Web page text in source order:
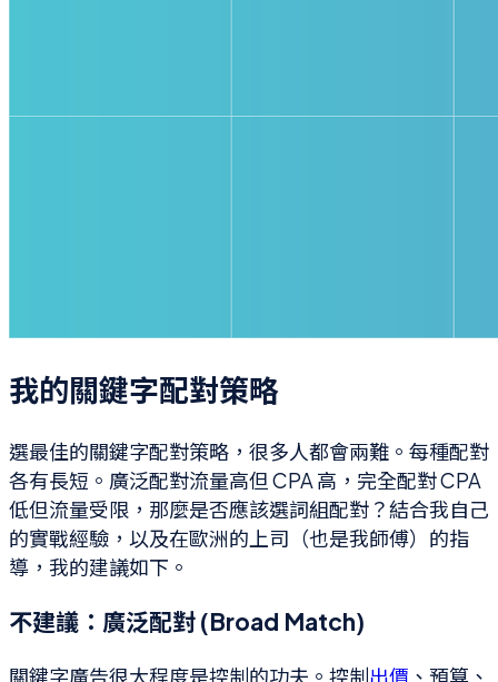
我的關鍵字配對策略
選最佳的關鍵字配對策略，很多人都會兩難。每種配對
各有長短。廣泛配對流量高但 CPA 高，完全配對 CPA
低但流量受限，那麼是否應該選詞組配對？結合我自己
的實戰經驗，以及在歐洲的上司（也是我師傅）的指
導，我的建議如下。
不建議：廣泛配對 (Broad Match)
關鍵字廣告很大程度是控制的功夫。控制出價 、預算、